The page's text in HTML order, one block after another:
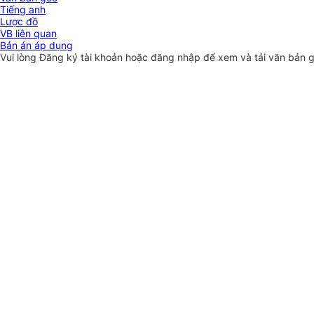
Tiếng anh
Lược đồ
VB liên quan
Bản án áp dụng
Vui lòngĐăng ký tài khoản hoặc đăng nhập để xem và tải văn bản